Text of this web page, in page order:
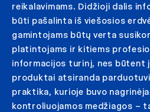
reikalavimams. Didžioji dalis
būti pašalinta iš viešosios
gamintojams būtų verta
platintojams ir kitiems
informacijos turinį, nes būtent
produktai atsiranda
praktika, kurioje buvo
kontroliuojamos medžiagos –